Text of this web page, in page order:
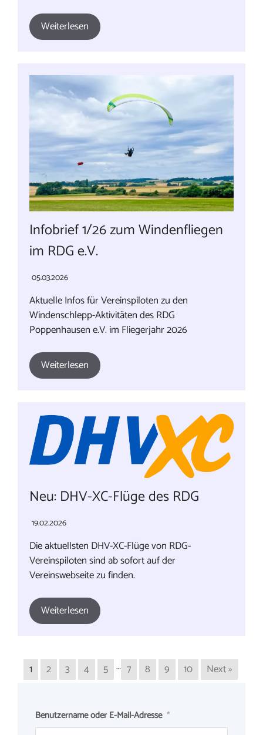
Weiterlesen
Infobrief 1/26 zum Windenfliegen
im RDG e.V.
05.03.2026
Aktuelle Infos für Vereinspiloten zu den
Windenschlepp-Aktivitäten des RDG
Poppenhausen e.V. im Fliegerjahr 2026
Weiterlesen
Neu: DHV-XC-Flüge des RDG
19.02.2026
Die aktuellsten DHV-XC-Flüge von RDG-
Vereinspiloten sind ab sofort auf der
Vereinswebseite zu finden.
Weiterlesen
1 2 3 4 5 … 7 8 9 10 Next »
Benutzername oder E-Mail-Adresse *